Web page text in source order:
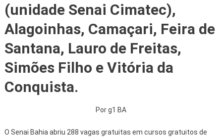
(unidade Senai Cimatec),
Alagoinhas, Camaçari, Feira de
Santana, Lauro de Freitas,
Simões Filho e Vitória da
Conquista.
Por g1 BA
O Senai Bahia abriu 288 vagas gratuitas em cursos gratuitos de